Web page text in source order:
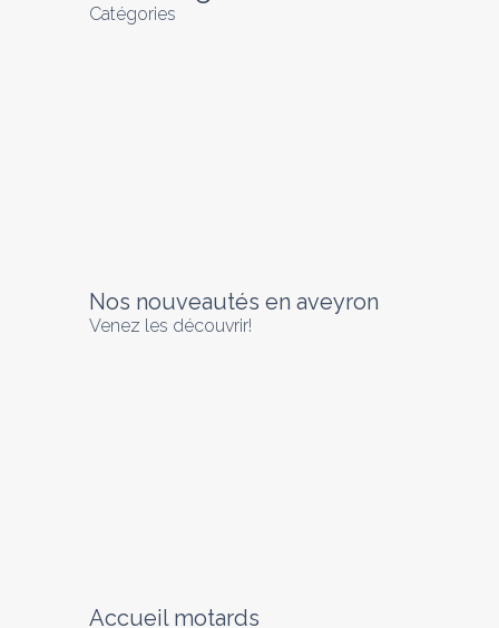
Catégories
Nos nouveautés en aveyron
Venez les découvrir!
Accueil motards